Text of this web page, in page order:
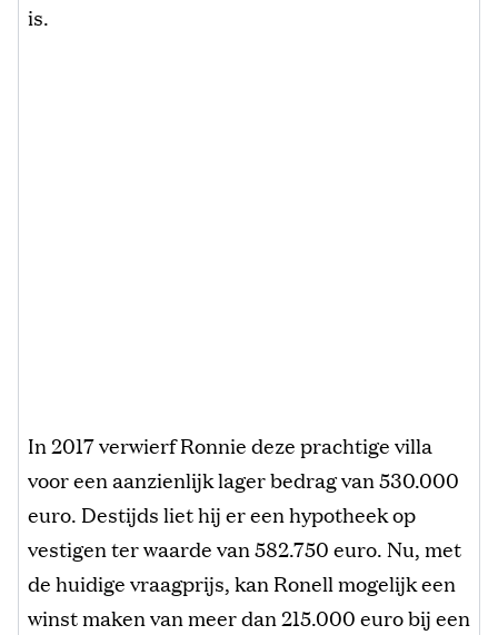
is.
In 2017 verwierf Ronnie deze prachtige villa
voor een aanzienlijk lager bedrag van 530.000
euro. Destijds liet hij er een hypotheek op
vestigen ter waarde van 582.750 euro. Nu, met
de huidige vraagprijs, kan Ronell mogelijk een
winst maken van meer dan 215.000 euro bij een